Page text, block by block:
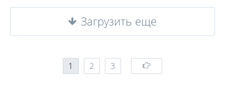
Загрузить еще
1 2 3